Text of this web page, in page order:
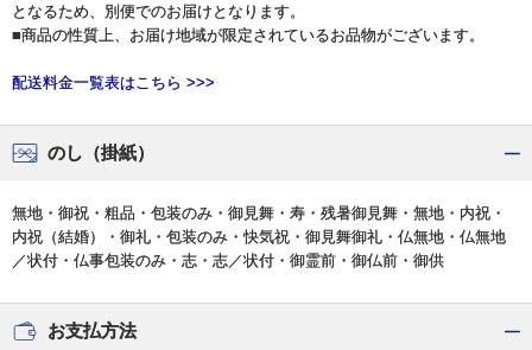
となるため、別便でのお届けとなります。
■商品の性質上、お届け地域が限定されているお品物がございます。
配送料金一覧表はこちら >>>
のし（掛紙）
無地・御祝・粗品・包装のみ・御見舞・寿・残暑御見舞・無地・内祝・
内祝（結婚）・御礼・包装のみ・快気祝・御見舞御礼・仏無地・仏無地
／状付・仏事包装のみ・志・志／状付・御霊前・御仏前・御供
お支払方法